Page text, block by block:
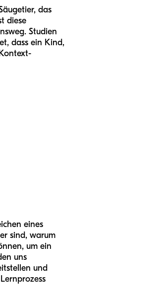
das
diese
Studien
dass ein Kind,
eines
sind, warum
um ein
uns
und